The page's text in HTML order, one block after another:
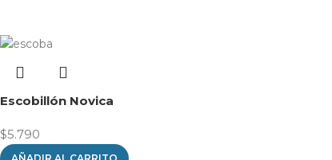
Escobillón Novica
$5.790